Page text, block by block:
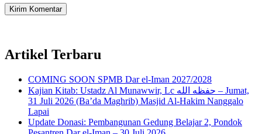
Artikel Terbaru
COMING SOON SPMB Dar el-Iman 2027/2028
Kajian Kitab: Ustadz Al Munawwir, Lc حفظه الله – Jumat,
31 Juli 2026 (Ba’da Maghrib) Masjid Al-Hakim Nanggalo
Lapai
Update Donasi: Pembangunan Gedung Belajar 2, Pondok